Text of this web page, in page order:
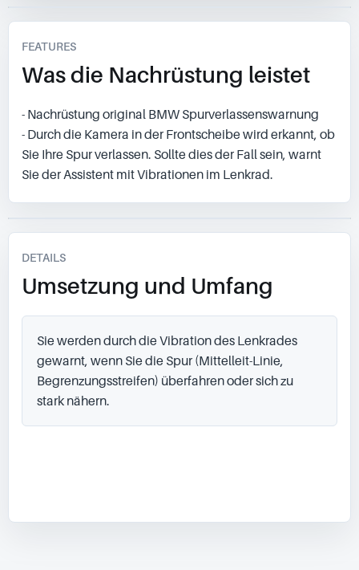
FEATURES
Was die Nachrüstung leistet
- Nachrüstung original BMW Spurverlassenswarnung
- Durch die Kamera in der Frontscheibe wird erkannt, ob
Sie Ihre Spur verlassen. Sollte dies der Fall sein, warnt
Sie der Assistent mit Vibrationen im Lenkrad.
DETAILS
Umsetzung und Umfang
Sie werden durch die Vibration des Lenkrades
gewarnt, wenn Sie die Spur (Mittelleit-Linie,
Begrenzungsstreifen) überfahren oder sich zu
stark nähern.